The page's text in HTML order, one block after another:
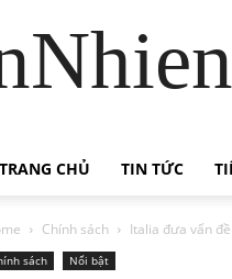
TRANG CHỦ TIN TỨC
Chính sách Italia đưa vấn
sách Nổi bật